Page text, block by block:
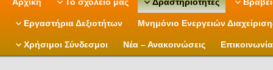
Εργαστήρια Δεξιοτήτων Μνημόνιο Ενεργειών
Χρήσιμοι Σύνδεσμοι Νέα – Ανακοινώσεις Επικοινωνία